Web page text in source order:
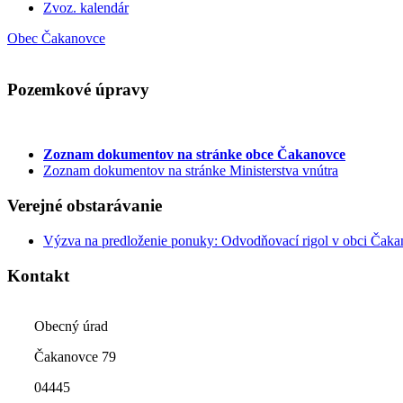
Zvoz. kalendár
Obec Čakanovce
Pozemkové úpravy
Zoznam dokumentov na stránke obce Čakanovce
Zoznam dokumentov na stránke Ministerstva vnútra
Verejné obstarávanie
Výzva na predloženie ponuky: Odvodňovací rigol v obci
Kontakt
Obecný úrad
Čakanovce 79
04445